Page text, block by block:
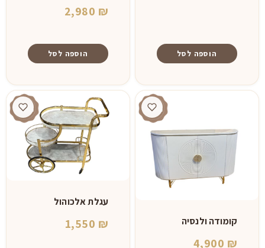
הוספה לסל
המקורי
4,500 ₪.
2,980 ₪
הוא:
2,980 ₪.
הוספה לסל
קומודה ולנסיה
4,900 ₪
עגלת אלכוהול
1,550 ₪